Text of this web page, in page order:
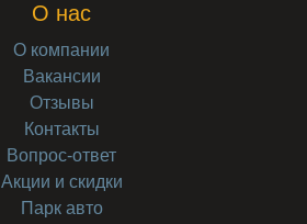
О нас
О компании
Вакансии
Отзывы
Контакты
Вопрос-ответ
Акции и скидки
Парк авто